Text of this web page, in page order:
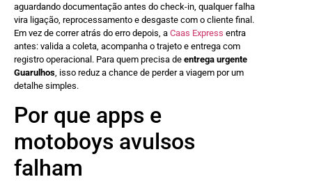
aguardando documentação antes do check-in, qualquer falha
vira ligação, reprocessamento e desgaste com o cliente final.
Em vez de correr atrás do erro depois, a Caas Express entra
antes: valida a coleta, acompanha o trajeto e entrega com
registro operacional. Para quem precisa de entrega urgente
Guarulhos , isso reduz a chance de perder a viagem por um
detalhe simples.
Por que apps e
motoboys avulsos
falham